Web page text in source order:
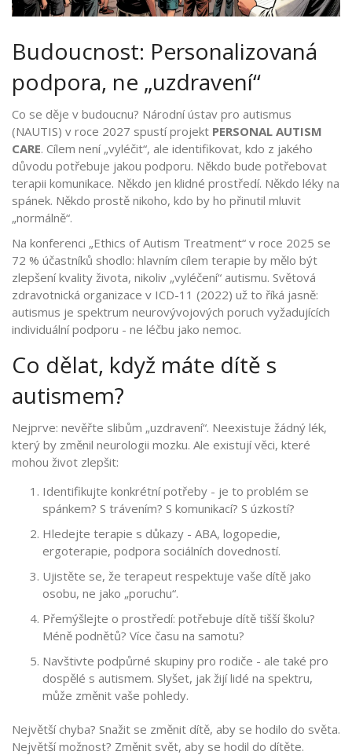
Budoucnost: Personalizovaná
podpora, ne „uzdravení“
Co se děje v budoucnu? Národní ústav pro autismus
(NAUTIS) v roce 2027 spustí projekt PERSONAL AUTISM
CARE. Cílem není „vyléčit“, ale identifikovat, kdo z jakého
důvodu potřebuje jakou podporu. Někdo bude potřebovat
terapii komunikace. Někdo jen klidné prostředí. Někdo léky na
spánek. Někdo prostě nikoho, kdo by ho přinutil mluvit
„normálně“.
Na konferenci „Ethics of Autism Treatment“ v roce 2025 se
72 % účastníků shodlo: hlavním cílem terapie by mělo být
zlepšení kvality života, nikoliv „vyléčení“ autismu. Světová
zdravotnická organizace v ICD-11 (2022) už to říká jasně:
autismus je spektrum neurovývojových poruch vyžadujících
individuální podporu - ne léčbu jako nemoc.
Co dělat, když máte dítě s
autismem?
Nejprve: nevěřte slibům „uzdravení“. Neexistuje žádný lék,
který by změnil neurologii mozku. Ale existují věci, které
mohou život zlepšit:
Identifikujte konkrétní potřeby - je to problém se
spánkem? S trávením? S komunikací? S úzkostí?
Hledejte terapie s důkazy - ABA, logopedie,
ergoterapie, podpora sociálních dovedností.
Ujistěte se, že terapeut respektuje vaše dítě jako
osobu, ne jako „poruchu“.
Přemýšlejte o prostředí: potřebuje dítě tišší školu?
Méně podnětů? Více času na samotu?
Navštivte podpůrné skupiny pro rodiče - ale také pro
dospělé s autismem. Slyšet, jak žijí lidé na spektru,
může změnit vaše pohledy.
Největší chyba? Snažit se změnit dítě, aby se hodilo do světa.
Největší možnost? Změnit svět, aby se hodil do dítěte.